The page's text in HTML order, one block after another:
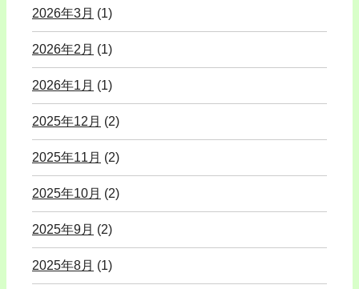
2026年3月 (1)
2026年2月 (1)
2026年1月 (1)
2025年12月 (2)
2025年11月 (2)
2025年10月 (2)
2025年9月 (2)
2025年8月 (1)